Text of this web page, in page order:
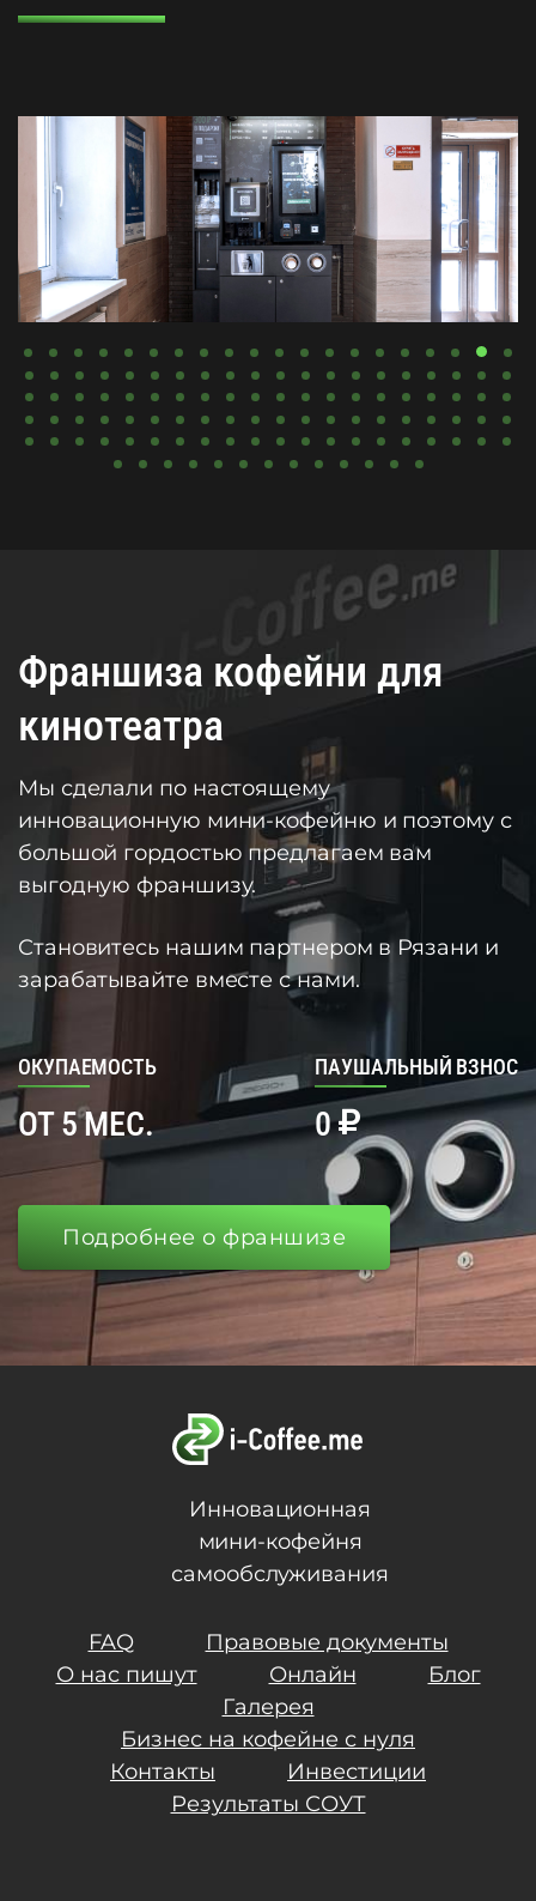
Франшиза кофейни для
кинотеатра
Мы сделали по настоящему
инновационную мини-кофейню и поэтому с
большой гордостью предлагаем вам
выгодную франшизу.
Становитесь нашим партнером в Рязани и
зарабатывайте вместе с нами.
ОКУПАЕМОСТЬ
ОТ 5 МЕС.
ПАУШАЛЬНЫЙ ВЗНОС
0
Подробнее о франшизе
Инновационная
мини-кофейня
самообслуживания
FAQ
Правовые документы
О нас пишут
Онлайн
Блог
Галерея
Бизнес на кофейне с нуля
Контакты
Инвестиции
Результаты СОУТ